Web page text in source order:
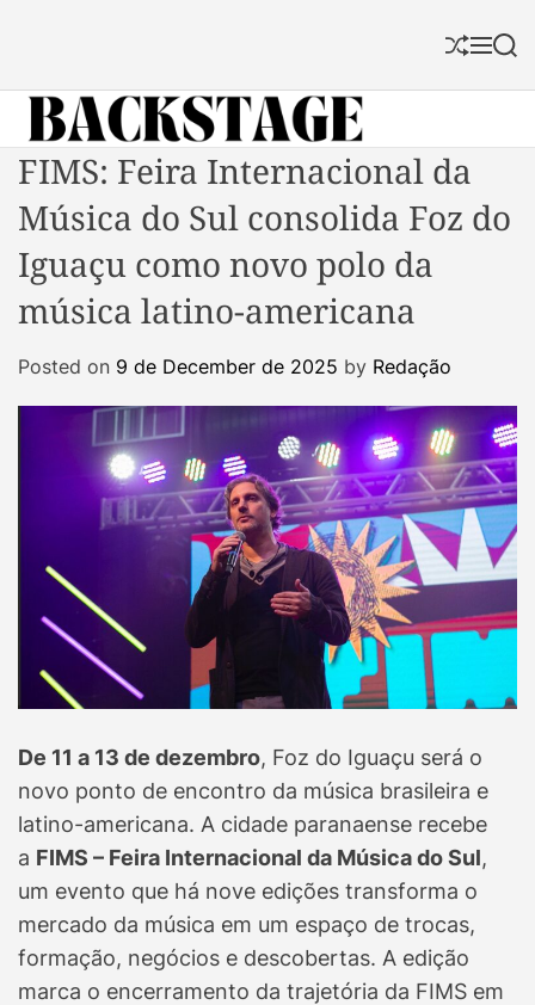
S
f
l
M S
c
B
a
c
k
s
t
g
FIMS: Feira Internacional da
Música do Sul consolida Foz do
Iguaçu como novo polo da
música latino-americana
Posted on 9 de December de 2025 by Redação
De 11 a 13 de dezembro, Foz do Iguaçu será o
novo ponto de encontro da música brasileira e
latino-americana. A cidade paranaense recebe
a FIMS – Feira Internacional da Música do Sul,
um evento que há nove edições transforma o
mercado da música em um espaço de trocas,
formação, negócios e descobertas. A edição
marca o encerramento da trajetória da FIMS em